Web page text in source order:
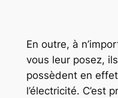
En outre, à
vous leur posez,
possèdent en
l’électricité. C’est